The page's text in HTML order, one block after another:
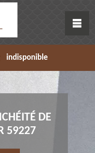
indisponible
DE
59227